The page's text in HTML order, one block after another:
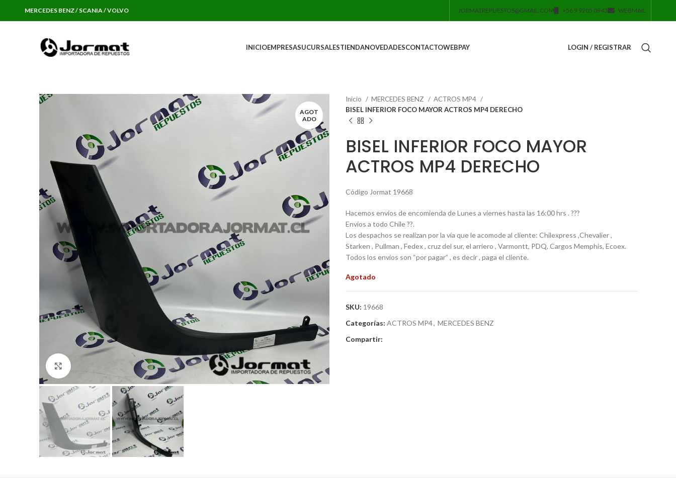
MERCEDES BENZ / SCANIA / VOLVO JORMATREPUESTOS@GMAIL.COM +56 9 9205 0943 WEBMAIL
INICIOEMPRESASUCURSALESTIENDANOVEDADESCONTACTOWEBPAY LOGIN / REGISTRAR
AGOT
ADO
Click to enlarge
Inicio MERCEDES BENZ
ACTROS MP4
BISEL INFERIOR FOCO MAYOR ACTROS MP4 DERECHO
BISEL INFERIOR FOCO MAYOR
ACTROS MP4 DERECHO
Código Jormat 19668
Hacemos envíos de encomienda de Lunes a viernes hasta las 16:00 hrs . ???
Envíos a todo Chile ??.
Los despachos se realizan por la vía que le acomode al cliente: Chilexpress ,Chevalier ,
Starken , Pullman , Fedex , cruz del sur, el arriero , Varmontt, PDQ, Cargos Memphis, Ecoex.
Todos los envíos son “por pagar” , es decir , paga el cliente.
Agotado
SKU: 19668
Categorías: ACTROS MP4, MERCEDES BENZ
Compartir: